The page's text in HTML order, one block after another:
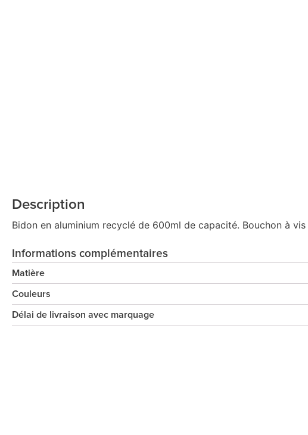
Description
Bidon en aluminium recyclé de 600ml de capacité. Bouchon à
Informations complémentaires
Matière
Couleurs
Délai de livraison avec marquage